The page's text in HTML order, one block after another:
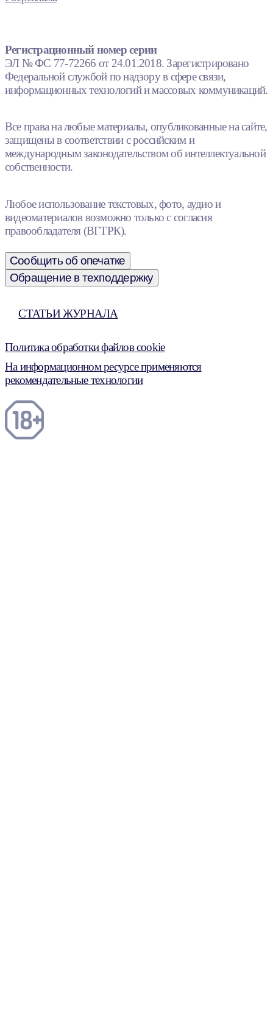
Регистрационный номер серии
ЭЛ № ФС 77-72266 от 24.01.2018. Зарегистрировано
Федеральной службой по надзору в сфере связи,
информационных технологий и массовых коммуникаций.
Все права на любые материалы, опубликованные на сайте,
защищены в соответствии с российским и
международным законодательством об интеллектуальной
собственности.
Любое использование текстовых, фото, аудио и
видеоматериалов возможно только с согласия
правообладателя (ВГТРК).
Сообщить об опечатке
Обращение в техподдержку
СТАТЬИ ЖУРНАЛА
Политика обработки файлов cookie
На информационном ресурсе применяются
рекомендательные технологии